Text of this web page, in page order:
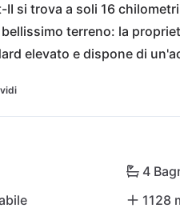
si trova a soli 16
terreno: la
elevato e dispone di
rilassarsi e distendersi
raggiungibili in 15
4
1128